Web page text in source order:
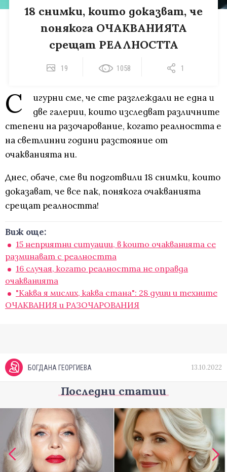
18 снимки, които доказват, че
понякога ОЧАКВАНИЯТА
срещат РЕАЛНОСТТА
19 1058 1
С
игурни сме, че сте разглеждали не една и
две галерии, които изследват различните
степени на разочарование, когато реалността е
на светлинни години разстояние от
очакванията ни.
Днес, обаче, сме ви подготвили 18 снимки, които
доказават, че все пак, понякога очакванията
срещат реалността!
Виж още:
15 неприятни ситуации, в които очакванията се
разминават с реалността
16 случая, когато реалността не оправда
очакванията
"Каква я мислих, каква стана": 28 души и техните
ОЧАКВАНИЯ и РАЗОЧАРОВАНИЯ
БОГДАНА ГЕОРГИЕВА 13.10.2022
Последни статии